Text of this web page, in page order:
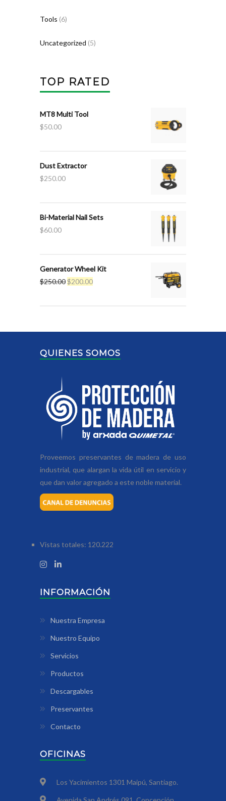
Tools (6)
Uncategorized (5)
TOP RATED
MT8 Multi Tool
$50.00
Dust Extractor
$250.00
Bi-Material Nail Sets
$60.00
Generator Wheel Kit
$250.00 El
$250.00.
$200.00El
$200.00.
QUIENES SOMOS
Proveemos preservantes de madera de uso
industrial, que alargan la vida útil en servicio y
que dan valor agregado a este noble material.
Vistas totales: 120.222
INFORMACIÓN
Nuestra Empresa
Nuestro Equipo
Servicios
Productos
Descargables
Preservantes
Contacto
OFICINAS
Los Yacimientos 1301 Maipú, Santiago.